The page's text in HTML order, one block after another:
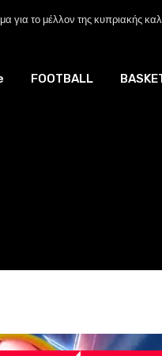
το μέλλον της κυπριακής
FOOTBALL